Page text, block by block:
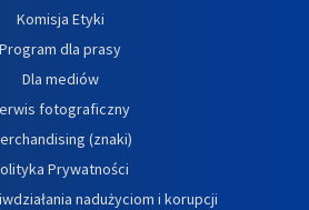
Komisja Etyki
Program dla prasy
Dla mediów
fotograficzny
(znaki)
Prywatności
nadużyciom i korupcji